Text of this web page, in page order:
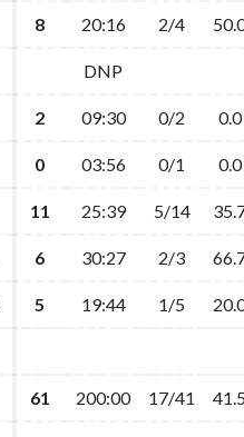
8 20:16 2/4
DNP
2 09:30 0/2 0.0
0 03:56 0/1 0.0
11 25:39 5/14
6 30:27 2/3
5 19:44 1/5
61 200:00 17/41
8 20:16 2/4
DNP
2 09:30 0/2 0.0
0 03:56 0/1 0.0
11 25:39 5/14
6 30:27 2/3
5 19:44 1/5
61 200:00 17/41